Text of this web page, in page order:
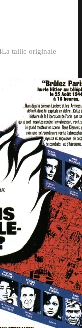
La taille originale